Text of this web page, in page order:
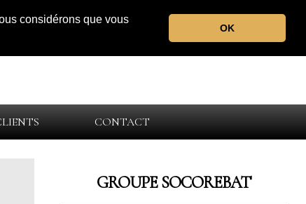
considérons que vous
OK
CONTACT
GROUPE SOCOREBAT